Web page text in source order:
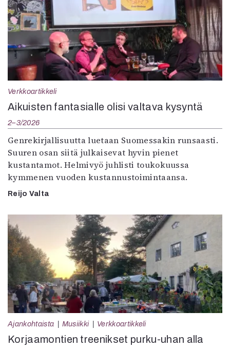
Verkkoartikkeli
Aikuisten fantasialle olisi valtava kysyntä
2–3/2026
Genrekirjallisuutta luetaan Suomessakin runsaasti.
Suuren osan siitä julkaisevat hyvin pienet
kustantamot. Helmivyö juhlisti toukokuussa
kymmenen vuoden kustannustoimintaansa.
Reijo Valta
Ajankohtaista Musiikki Verkkoartikkeli
Korjaamontien treenikset purku-uhan alla